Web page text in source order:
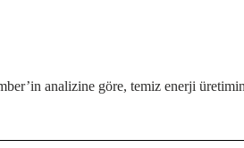
analizine göre, temiz enerji